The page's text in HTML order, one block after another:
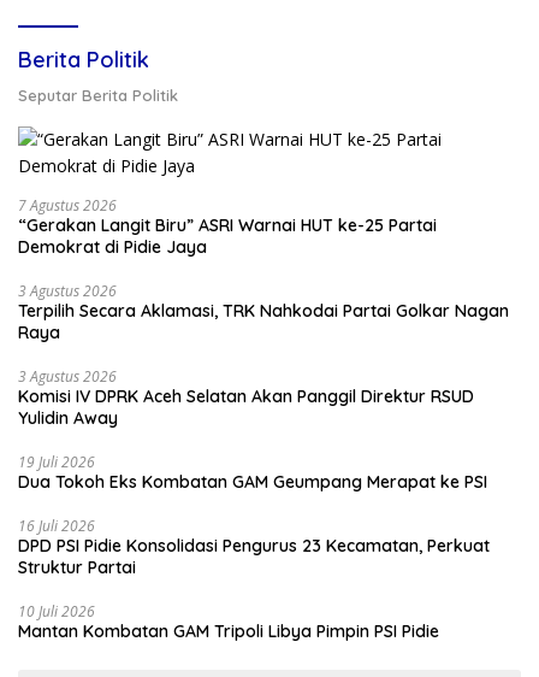
Berita Politik
Seputar Berita Politik
7 Agustus 2026
“Gerakan Langit Biru” ASRI Warnai HUT ke-25 Partai
Demokrat di Pidie Jaya
3 Agustus 2026
Terpilih Secara Aklamasi, TRK Nahkodai Partai Golkar Nagan
Raya
3 Agustus 2026
Komisi IV DPRK Aceh Selatan Akan Panggil Direktur RSUD
Yulidin Away
19 Juli 2026
Dua Tokoh Eks Kombatan GAM Geumpang Merapat ke PSI
16 Juli 2026
DPD PSI Pidie Konsolidasi Pengurus 23 Kecamatan, Perkuat
Struktur Partai
10 Juli 2026
Mantan Kombatan GAM Tripoli Libya Pimpin PSI Pidie